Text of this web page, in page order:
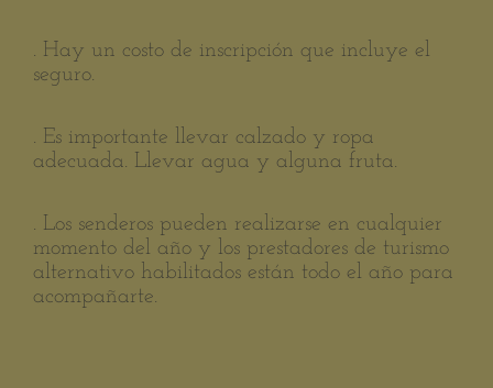
. Hay un costo de inscripción que incluye el
seguro.
. Es importante llevar calzado y ropa
adecuada. Llevar agua y alguna fruta.
. Los senderos pueden realizarse en cualquier
momento del año y los prestadores de turismo
alternativo habilitados están todo el año para
acompañarte.